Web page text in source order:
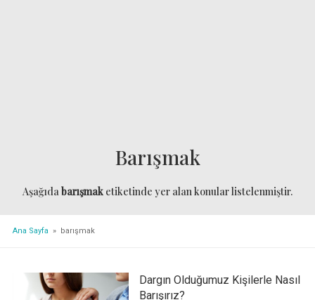
Barışmak
Aşağıdabarışmak etiketinde yer alan konular listelenmiştir.
Ana Sayfa » barışmak
Dargın Olduğumuz Kişilerle Nasıl
Barışırız?